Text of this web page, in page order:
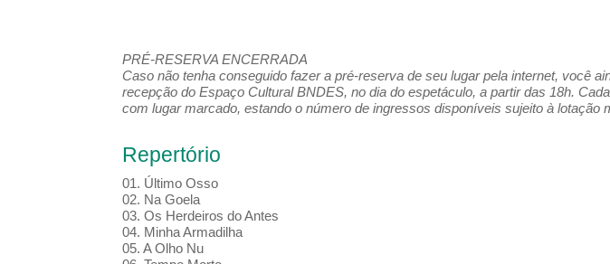
PRÉ-RESERVA ENCERRADA
Caso não tenha conseguido fazer a pré-reserva de seu lugar pela internet, você
recepção do Espaço Cultural BNDES, no dia do espetáculo, a partir das 18h.
com lugar marcado, estando o número de ingressos disponíveis sujeito à lotação
Repertório
01. Último Osso
02. Na Goela
03. Os Herdeiros do Antes
04. Minha Armadilha
05. A Olho Nu